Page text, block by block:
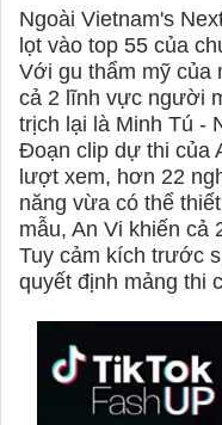
Ngoài Vietnam's
lọt vào top 55 của
Với gu thẩm mỹ của
cả 2 lĩnh vực người
trịch lại là Minh Tú -
Đoạn clip dự thi của
lượt xem, hơn 22
năng vừa có thể
mẫu, An Vi khiến cả
Tuy cảm kích trước
quyết định mảng thi